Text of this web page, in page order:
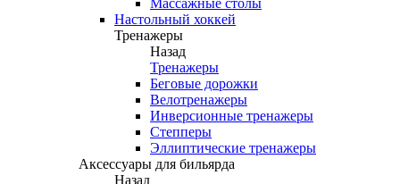
Массажные столы
Настольный хоккей
Тренажеры
Назад
Тренажеры
Беговые дорожки
Велотренажеры
Инверсионные тренажеры
Степперы
Эллиптические тренажеры
Аксессуары для бильярда
Назад